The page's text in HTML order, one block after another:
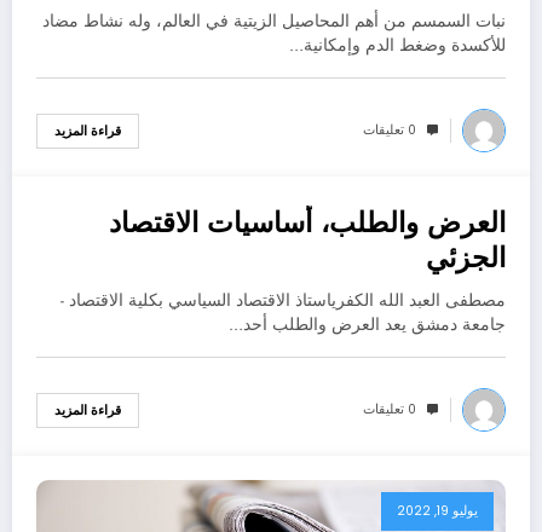
نبات السمسم من أهم المحاصيل الزيتية في العالم، وله نشاط مضاد
للأكسدة وضغط الدم وإمكانية…
0 تعليقات قراءة المزيد
يوليو 19, 2022
العرض والطلب، أساسيات الاقتصاد
الجزئي
مصطفى العبد الله الكفرياستاذ الاقتصاد السياسي بكلية الاقتصاد -
جامعة دمشق يعد العرض والطلب أحد…
0 تعليقات قراءة المزيد
يوليو 19, 2022